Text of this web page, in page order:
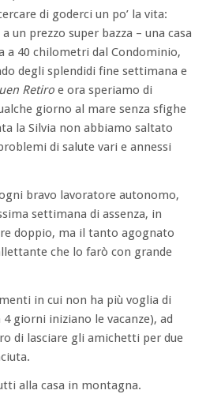
di goderci un po’ la vita:
un prezzo super bazza – una casa
a 40 chilometri dal Condominio,
degli splendidi fine settimana e
Retiro e ora speriamo di
giorno al mare senza sfighe
la Silvia non abbiamo saltato
di salute vari e annessi
bravo lavoratore autonomo,
settimana di assenza, in
doppio, ma il tanto agognato
che lo farò con grande
in cui non ha più voglia di
giorni iniziano le vacanze), ad
di lasciare gli amichetti per due
alla casa in montagna.